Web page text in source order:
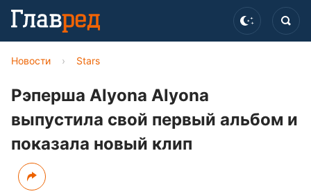
Новости › Stars
Рэперша Alyona Alyona
выпустила свой первый альбом и
показала новый клип